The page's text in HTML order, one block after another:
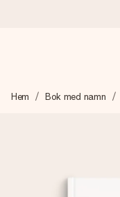
Vi skapar din gåva
Hem Bok med namn